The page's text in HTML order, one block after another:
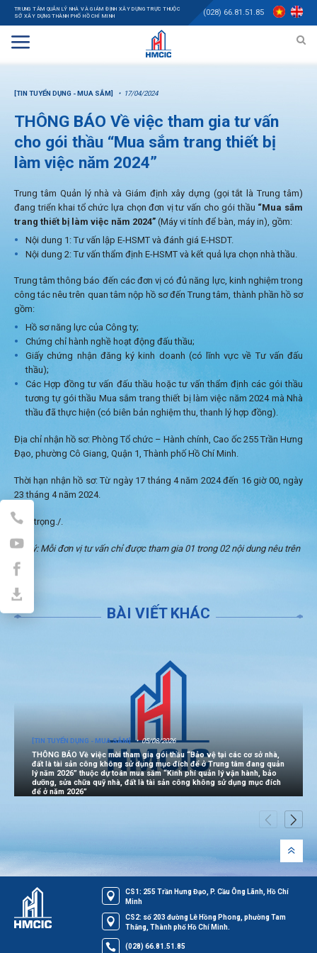
TRUNG TÂM QUẢN LÝ NHÀ VÀ GIÁM ĐỊNH XÂY DỰNG TRỰC THUỘC
SỞ XÂY DỰNG THÀNH PHỐ HỒ CHÍ MINH
(028) 66.81.51.85
[TIN TUYỂN DỤNG - MUA SẮM] 17/04/2024
THÔNG BÁO Về việc tham gia tư vấn
cho gói thầu “Mua sắm trang thiết bị
làm việc năm 2024”
Trung tâm Quản lý nhà và Giám định xây dựng (gọi tắt là Trung tâm)
đang triển khai tổ chức lựa chọn đơn vị tư vấn cho gói thầu “Mua sắm
trang thiết bị làm việc năm 2024” (Máy vi tính để bàn, máy in), gồm:
Nội dung 1: Tư vấn lập E-HSMT và đánh giá E-HSDT.
Nội dung 2: Tư vấn thẩm định E-HSMT và kết quả lựa chọn nhà thầu.
Trung tâm thông báo đến các đơn vị có đủ năng lực, kinh nghiệm trong
công tác nêu trên quan tâm nộp hồ sơ đến Trung tâm, thành phần hồ sơ
gồm:
Hồ sơ năng lực của Công ty;
Chứng chỉ hành nghề hoạt động đấu thầu;
Giấy chứng nhận đăng ký kinh doanh (có lĩnh vực về Tư vấn đấu
thầu);
Các Hợp đồng tư vấn đấu thầu hoặc tư vấn thẩm định các gói thầu
tương tự gói thầu Mua sắm trang thiết bị làm việc năm 2024 mà Nhà
thầu đã thực hiện (có biên bản nghiệm thu, thanh lý hợp đồng).
Địa chỉ nhận hồ sơ: Phòng Tổ chức – Hành chính, Cao ốc 255 Trần Hưng
Đạo, phường Cô Giang, Quận 1, Thành phố Hồ Chí Minh.
Thời hạn nhận hồ sơ: Từ ngày 17 tháng 4 năm 2024 đến 16 giờ 00, ngày
23 tháng 4 năm 2024.
Trân trọng./.
Lưu ý: Mỗi đơn vị tư vấn chỉ được tham gia 01 trong 02 nội dung nêu trên
BÀI VIẾT KHÁC
[TIN TUYỂN DỤNG - MUA SẮM] 05/08/2026
THÔNG BÁO Về việc mời tham gia gói thầu “Bảo vệ tại các cơ sở nhà,
đất là tài sản công không sử dụng mục đích để ở Trung tâm đang quản
lý năm 2026” thuộc dự toán mua sắm “Kinh phí quản lý vận hành, bảo
dưỡng, sửa chữa quỹ nhà, đất là tài sản công không sử dụng mục đích
để ở năm 2026”
CS1: 255 Trần Hưng Đạo, P. Cầu Ông Lãnh, Hồ Chí
Minh
CS2: số 203 đường Lê Hồng Phong, phường Tam
Thắng, Thành phố Hồ Chí Minh.
(028) 66.81.51.85